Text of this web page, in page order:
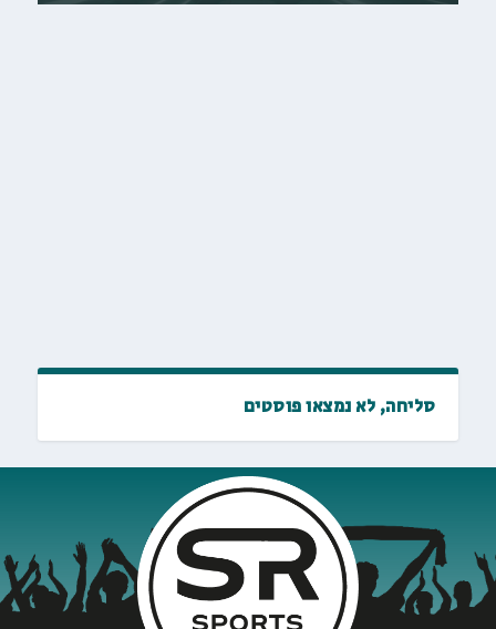
סליחה, לא נמצאו פוסטים